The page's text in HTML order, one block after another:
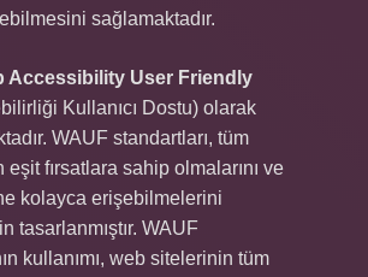
sağlamaktadır.
Accessibility User Friendly
Kullanıcı Dostu) olarak
WAUF standartları, tüm
eşit fırsatlara sahip olmalarını ve
kolayca erişebilmelerini
tasarlanmıştır. WAUF
kullanımı, web sitelerinin tüm